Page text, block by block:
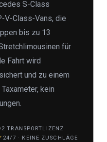
S-Class
V-Class-Vans, die
bis zu 13
für
Fahrt wird
und zu einem
kein
TRANSPORTLIZENZ
24/7 · KEINE ZUSCHLÄGE